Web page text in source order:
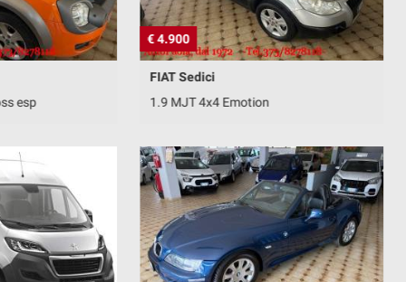
esp
€ 4.900
FIAT Sedici
1.9 MJT 4x4 Emotion